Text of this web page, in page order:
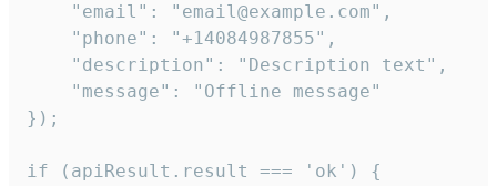
    "email": "email@example.com",
    "phone": "+14084987855",
    "description": "Description text",
    "message": "Offline message"
});
if (apiResult.result === 'ok') {